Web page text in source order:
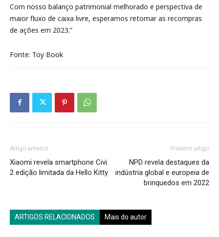
Com nosso balanço patrimonial melhorado e perspectiva de
maior fluxo de caixa livre, esperamos retomar as recompras
de ações em 2023.”
Fonte: Toy Book
Artigo anterior
Xiaomi revela smartphone Civi
2 edição limitada da Hello Kitty
Próximo artigo
NPD revela destaques da
indústria global e europeia de
brinquedos em 2022
ARTIGOS RELACIONADOS Mais do autor